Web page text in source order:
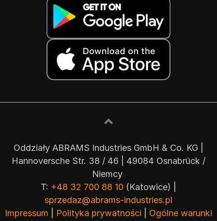
Oddziały ABRAMS Industries GmbH & Co. KG |
Hannoversche Str. 38 / 46 | 49084 Osnabrück /
Niemcy
T: +48 32 700 88 10 (Katowice) |
sprzedaz@abrams-industries.pl
Impressum
Polityka prywatności Ogólne warunki